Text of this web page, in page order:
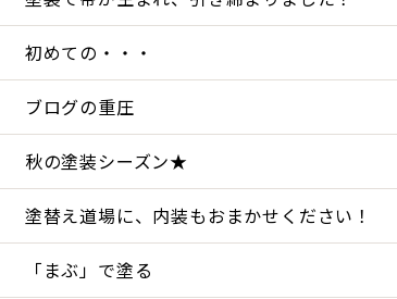
初めての・・・
ブログの重圧
秋の塗装シーズン★
塗替え道場に、内装もおまかせください！
「まぶ」で塗る